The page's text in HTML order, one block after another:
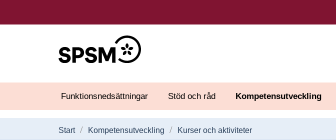
Funktionsnedsättningar Stöd och råd Kompetensutveckling
Start Kompetensutveckling Kurser och aktiviteter